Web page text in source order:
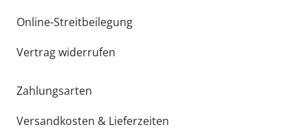
Online-Streitbeilegung
Vertrag widerrufen
Zahlungsarten
Versandkosten & Lieferzeiten